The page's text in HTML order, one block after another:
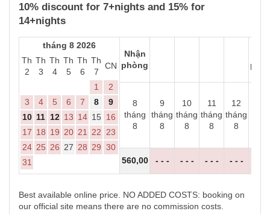
10% discount for 7+nights and 15% for
14+nights
tháng 8 2026
Th
2
Th
3
Th
4
Th
5
Th
6
Th
7
CN
1
2
3
4 5 6 7 8
9
10 11 12 13 14 15 16
17 18 19 20 21 22
23
24 25 26 27 28 29 30
31
Nhận
phòng
8
tháng
8
9
tháng
8
10
tháng
8
11
tháng
8
12
tháng
8
560,00 - - - - - - - - - - - -
Best available online price. NO ADDED COSTS: booking on
our official site means there are no commission costs.